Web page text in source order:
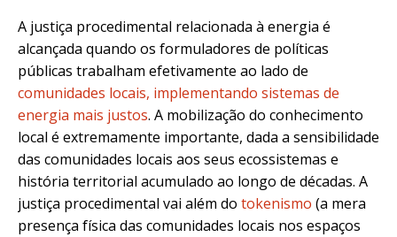
A justiça procedimental relacionada à energia é
alcançada quando os formuladores de políticas
públicas trabalham efetivamente ao lado de
comunidades locais, implementando sistemas de
energia mais justos. A mobilização do conhecimento
local é extremamente importante, dada a sensibilidade
das comunidades locais aos seus ecossistemas e
história territorial acumulado ao longo de décadas. A
justiça procedimental vai além do tokenismo (a mera
presença física das comunidades locais nos espaços